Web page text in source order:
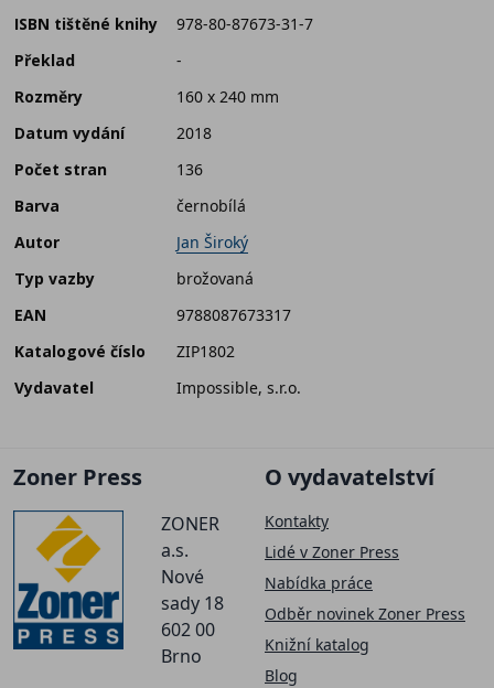
ISBN tištěné knihy
978-80-87673-31-7
Překlad
-
Rozměry
160 x 240 mm
Datum vydání
2018
Počet stran
136
Barva
černobílá
Autor
Jan Široký
Typ vazby
brožovaná
EAN
9788087673317
Katalogové číslo
ZIP1802
Vydavatel
Impossible, s.r.o.
Zoner Press
ZONER
a.s.
Nové
sady 18
602 00
Brno
O vydavatelství
Kontakty
Lidé v Zoner Press
Nabídka práce
Odběr novinek Zoner Press
Knižní katalog
Blog